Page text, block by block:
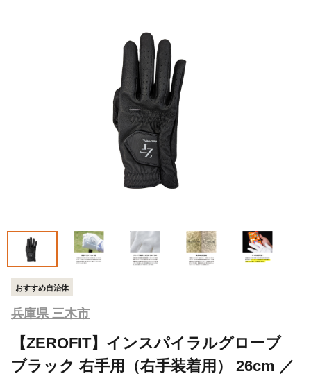
おすすめ自治体
兵庫県 三木市
【ZEROFIT】インスパイラルグローブ
ブラック 右手用（右手装着用） 26cm ／